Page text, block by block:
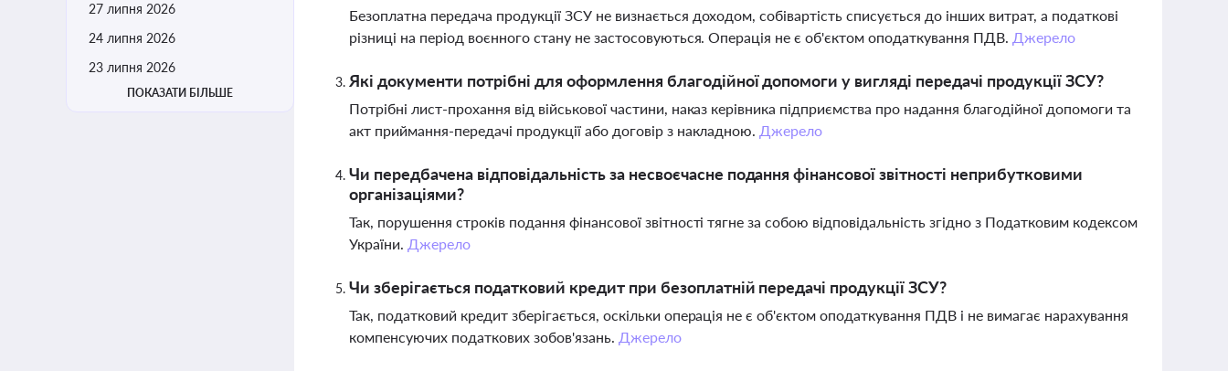
27 липня 2026
24 липня 2026
23 липня 2026
ПОКАЗАТИ БІЛЬШЕ
Безоплатна передача продукції ЗСУ не визнається доходом, собівартість списується до інших витрат, а податкові
різниці на період воєнного стану не застосовуються. Операція не є об'єктом оподаткування ПДВ. Джерело
Які документи потрібні для оформлення благодійної допомоги у вигляді передачі продукції ЗСУ?
Потрібні лист-прохання від військової частини, наказ керівника підприємства про надання благодійної допомоги та
акт приймання-передачі продукції або договір з накладною. Джерело
Чи передбачена відповідальність за несвоєчасне подання фінансової звітності неприбутковими
організаціями?
Так, порушення строків подання фінансової звітності тягне за собою відповідальність згідно з Податковим кодексом
України. Джерело
Чи зберігається податковий кредит при безоплатній передачі продукції ЗСУ?
Так, податковий кредит зберігається, оскільки операція не є об'єктом оподаткування ПДВ і не вимагає нарахування
компенсуючих податкових зобов'язань. Джерело